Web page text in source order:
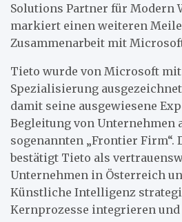
Solutions Partner für Modern
markiert einen weiteren
Zusammenarbeit mit
Tieto wurde von Microsoft
Spezialisierung
damit seine ausgewiesene
Begleitung von Unternehmen
sogenannten „Frontier Firm“.
bestätigt Tieto als
Unternehmen in Österreich
Künstliche Intelligenz
Kernprozesse integrieren